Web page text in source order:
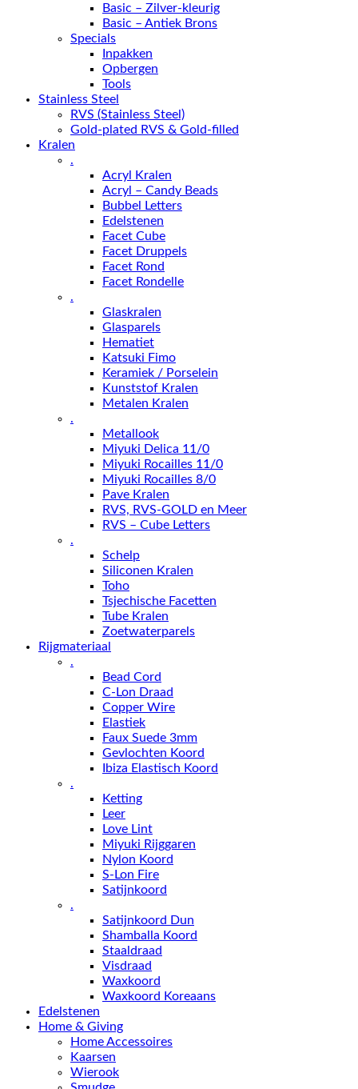
Basic – Zilver-kleurig
Basic – Antiek Brons
Specials
Inpakken
Opbergen
Tools
Stainless Steel
RVS (Stainless Steel)
Gold-plated RVS & Gold-filled
Kralen
.
Acryl Kralen
Acryl – Candy Beads
Bubbel Letters
Edelstenen
Facet Cube
Facet Druppels
Facet Rond
Facet Rondelle
.
Glaskralen
Glasparels
Hematiet
Katsuki Fimo
Keramiek / Porselein
Kunststof Kralen
Metalen Kralen
.
Metallook
Miyuki Delica 11/0
Miyuki Rocailles 11/0
Miyuki Rocailles 8/0
Pave Kralen
RVS, RVS-GOLD en Meer
RVS – Cube Letters
.
Schelp
Siliconen Kralen
Toho
Tsjechische Facetten
Tube Kralen
Zoetwaterparels
Rijgmateriaal
.
Bead Cord
C-Lon Draad
Copper Wire
Elastiek
Faux Suede 3mm
Gevlochten Koord
Ibiza Elastisch Koord
.
Ketting
Leer
Love Lint
Miyuki Rijggaren
Nylon Koord
S-Lon Fire
Satijnkoord
.
Satijnkoord Dun
Shamballa Koord
Staaldraad
Visdraad
Waxkoord
Waxkoord Koreaans
Edelstenen
Home & Giving
Home Accessoires
Kaarsen
Wierook